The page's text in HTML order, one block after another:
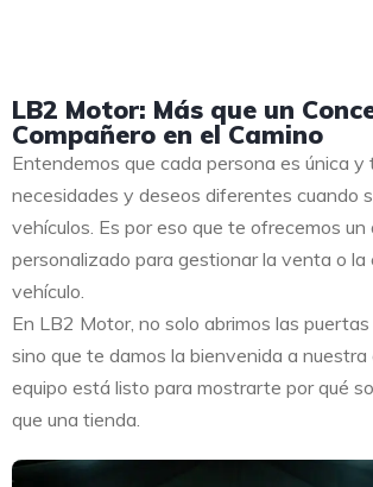
LB2 Motor: Más que un
Compañero en el Camino
Entendemos que cada persona es única y
necesidades y deseos diferentes cuando
vehículos. Es por eso que te ofrecemos
personalizado para gestionar la venta o la
vehículo.
En LB2 Motor, no solo abrimos las
sino que te damos la bienvenida a nuestra
equipo está listo para mostrarte por qué
que una tienda.